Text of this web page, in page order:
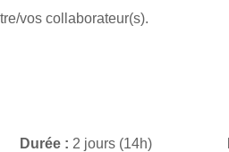
vos collaborateur(s).
Durée 2 jours (14h)